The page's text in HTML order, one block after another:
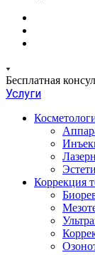
Бесплатная
Услуги
Коррекция